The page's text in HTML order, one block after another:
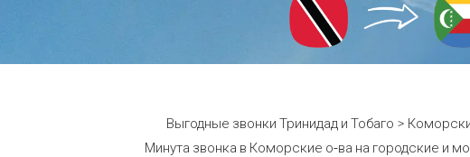
Выгодные звонки Тринидад и Тобаго >
Минута звонка в Коморские о-ва на городские и